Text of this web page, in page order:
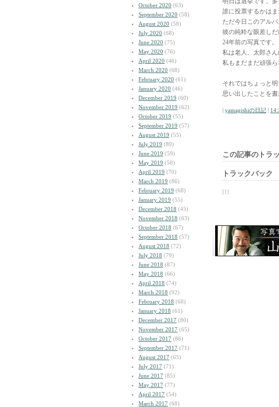
October 2020 (63)
September 2020 (58)
August 2020 (58)
July 2020 (68)
June 2020 (75)
May 2020 (76)
April 2020 (46)
March 2020 (68)
February 2020 (61)
January 2020 (46)
December 2019 (60)
November 2019 (62)
October 2019 (55)
September 2019 (57)
August 2019 (55)
July 2019 (89)
June 2019 (59)
May 2019 (58)
April 2019 (70)
March 2019 (86)
February 2019 (68)
January 2019 (55)
December 2018 (45)
November 2018 (63)
October 2018 (67)
September 2018 (57)
August 2018 (72)
July 2018 (79)
June 2018 (87)
May 2018 (66)
April 2018 (74)
March 2018 (92)
February 2018 (68)
January 2018 (61)
December 2017 (80)
November 2017 (65)
October 2017 (86)
September 2017 (71)
August 2017 (65)
July 2017 (71)
June 2017 (85)
May 2017 (77)
April 2017 (54)
March 2017 (68)
誰に投票するかはま
ただ今日このアル
彼の純粋な眼差しだ
24年前の写真です。
私は老人、太郎さん
私もまだまだ頑張
それではちょっと
思い出したことを書
| yamagishiの日記 |
この記事のトラ
トラックバック
| | |